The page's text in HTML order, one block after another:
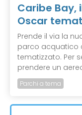
Caribe
Oscar
Prende il via la
parco acquatico
tematizzato. Per
prendere un
Parchi a tema